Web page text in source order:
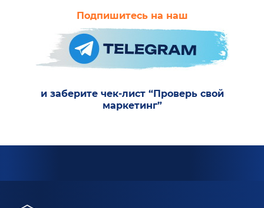
Подпишитесь на наш
и заберите чек-лист “Проверь свой
маркетинг”